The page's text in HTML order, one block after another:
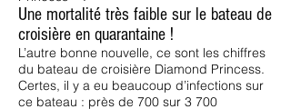
Une mortalité très faible sur le bateau de
croisière en quarantaine !
L’autre bonne nouvelle, ce sont les chiffres
du bateau de croisière Diamond Princess.
Certes, il y a eu beaucoup d’infections sur
ce bateau : près de 700 sur 3 700